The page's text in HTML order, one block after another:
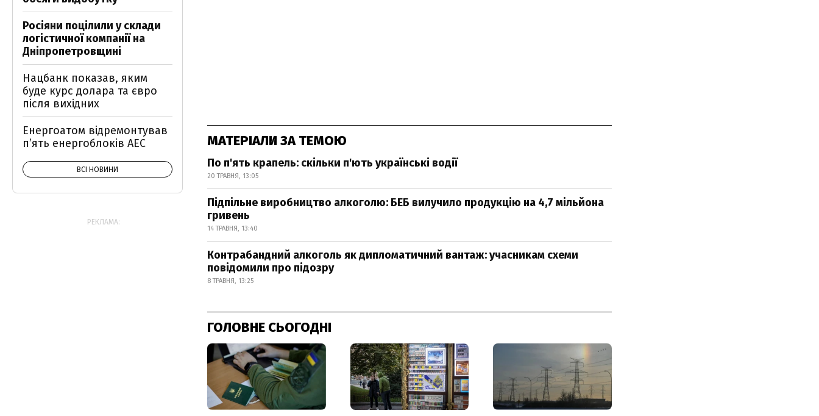
МАТЕРІАЛИ ЗА ТЕМОЮ
По п'ять крапель: скільки п'ють українські водії
20 ТРАВНЯ, 13:05
Підпільне виробництво алкоголю: БЕБ вилучило продукцію на 4,7 мільйона
гривень
14 ТРАВНЯ, 13:40
Контрабандний алкоголь як дипломатичний вантаж: учасникам схеми
повідомили про підозру
8 ТРАВНЯ, 13:25
ГОЛОВНЕ СЬОГОДНІ
Росіяни поцілили у склади
логістичної компанії на
Дніпропетровщині
Нацбанк показав, яким
буде курс долара та євро
після вихідних
Енергоатом відремонтував
п’ять енергоблоків АЕС
ВСІ НОВИНИ
РЕКЛАМА: